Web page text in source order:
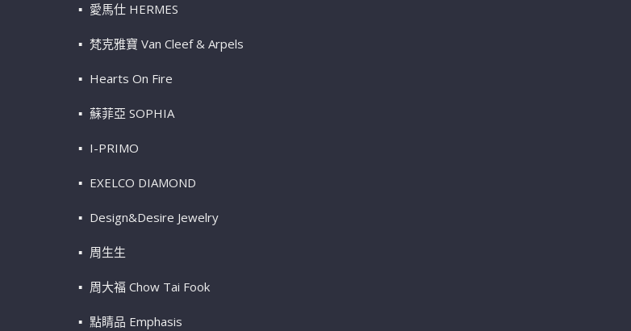
愛馬仕 HERMES
梵克雅寶 Van Cleef & Arpels
Hearts On Fire
蘇菲亞 SOPHIA
I-PRIMO
EXELCO DIAMOND
Design&Desire Jewelry
周生生
周大福 Chow Tai Fook
點睛品 Emphasis